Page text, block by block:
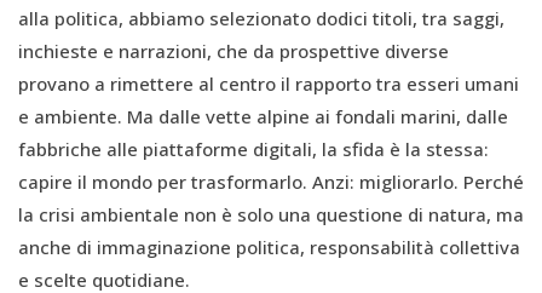
alla politica, abbiamo selezionato dodici titoli, tra saggi,
inchieste e narrazioni, che da prospettive diverse
provano a rimettere al centro il rapporto tra esseri umani
e ambiente. Ma dalle vette alpine ai fondali marini, dalle
fabbriche alle piattaforme digitali, la sfida è la stessa:
capire il mondo per trasformarlo. Anzi: migliorarlo. Perché
la crisi ambientale non è solo una questione di natura, ma
anche di immaginazione politica, responsabilità collettiva
e scelte quotidiane.